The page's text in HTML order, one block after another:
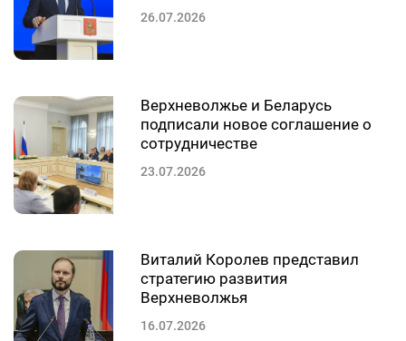
26.07.2026
Верхневолжье и Беларусь
подписали новое соглашение о
сотрудничестве
23.07.2026
Виталий Королев представил
стратегию развития
Верхневолжья
16.07.2026